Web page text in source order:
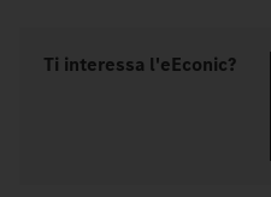
Ti interessa l'eEconic?